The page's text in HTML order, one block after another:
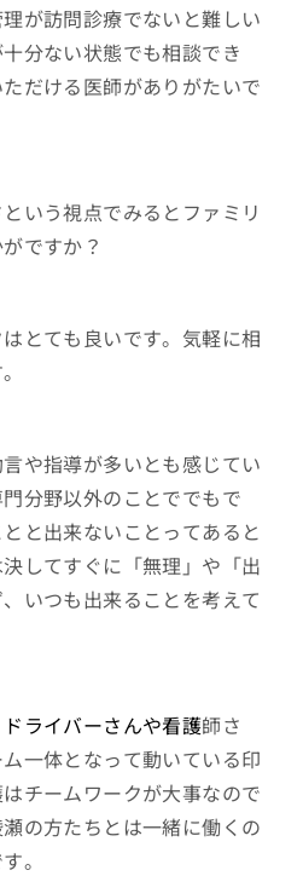
が訪問診療でないと難しい
分ない状態でも相談でき
だける医師がありがたいで
いう視点でみるとファミリ
ですか？
とても良いです。気軽に相
や指導が多いとも感じてい
分野以外のことででもで
と出来ないことってあると
してすぐに「無理」や「出
いつも出来ることを考えて
ドライバーさんや看護師さ
一体となって動いている印
チームワークが大事なので
の方たちとは一緒に働くの
。